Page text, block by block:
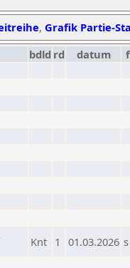
, Grafik Partie-
bdld rd datum f
Knt 1 01.03.2026 s